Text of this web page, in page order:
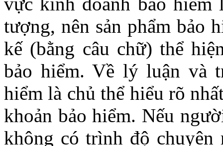
tượng, nên sản phẩm bảo
kế (bằng câu chữ) thể
bảo hiểm. Về lý luận và
hiểm là chủ thể hiểu rõ
khoản bảo hiểm. Nếu
không có trình độ